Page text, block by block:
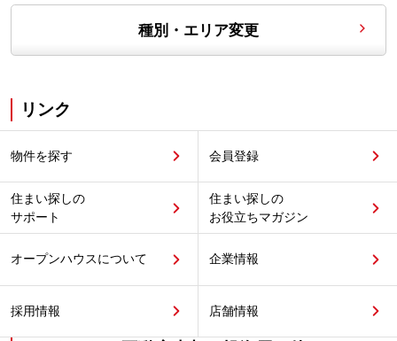
種別・エリア変更
リンク
物件を探す 会員登録
住まい探しの
サポート
住まい探しの
お役立ちマガジン
オープンハウスについて 企業情報
採用情報 店舗情報